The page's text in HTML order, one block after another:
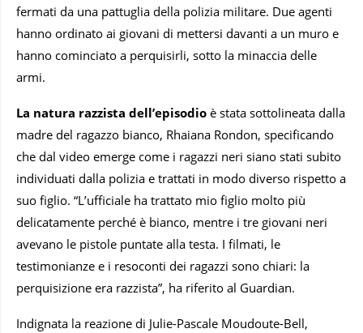
fermati da una pattuglia della polizia militare. Due agenti
hanno ordinato ai giovani di mettersi davanti a un muro e
hanno cominciato a perquisirli, sotto la minaccia delle
armi.
La natura razzista dell’episodio è stata sottolineata dalla
madre del ragazzo bianco, Rhaiana Rondon, specificando
che dal video emerge come i ragazzi neri siano stati subito
individuati dalla polizia e trattati in modo diverso rispetto a
suo figlio. “L’ufficiale ha trattato mio figlio molto più
delicatamente perché è bianco, mentre i tre giovani neri
avevano le pistole puntate alla testa. I filmati, le
testimonianze e i resoconti dei ragazzi sono chiari: la
perquisizione era razzista”, ha riferito al Guardian.
Indignata la reazione di Julie-Pascale Moudoute-Bell,